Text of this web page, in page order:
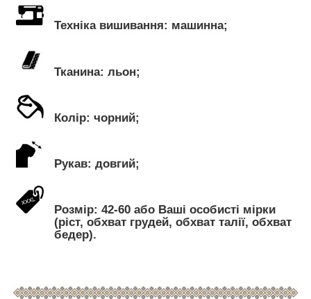
Техніка вишивання: машинна;
Тканина: льон;
Колір: чорний;
Рукав: довгий;
Розмір: 42-60 або Ваші особисті мірки
(ріст, обхват грудей, обхват талії, обхват
бедер).